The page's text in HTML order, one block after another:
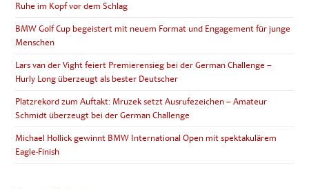
Ruhe im Kopf vor dem Schlag
BMW Golf Cup begeistert mit neuem Format und Engagement für junge
Menschen
Lars van der Vight feiert Premierensieg bei der German Challenge –
Hurly Long überzeugt als bester Deutscher
Platzrekord zum Auftakt: Mruzek setzt Ausrufezeichen – Amateur
Schmidt überzeugt bei der German Challenge
Michael Hollick gewinnt BMW International Open mit spektakulärem
Eagle-Finish